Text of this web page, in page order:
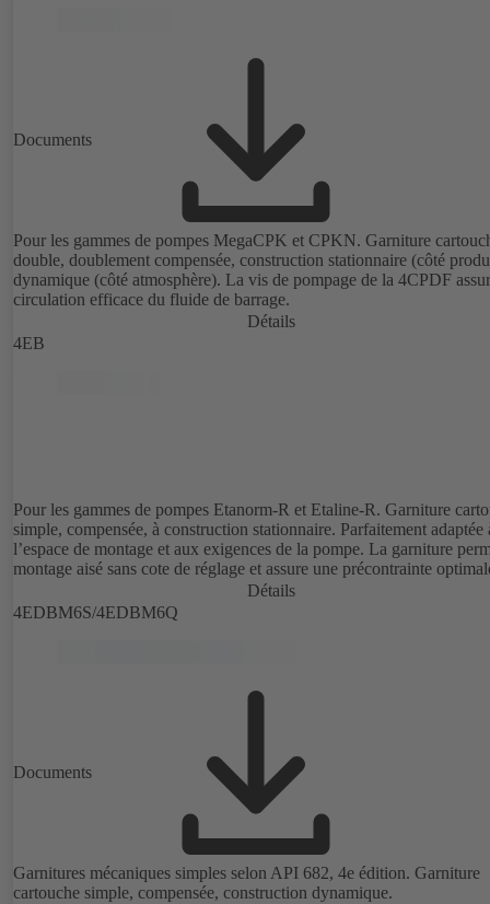
Documents
Pour les gammes de pompes MegaCPK et CPKN. Garniture
double, doublement compensée, construction stationnaire (côté
dynamique (côté atmosphère). La vis de pompage de la 4CPDF
circulation efficace du fluide de barrage.
Détails
4EB
Pour les gammes de pompes Etanorm-R et Etaline-R. Garniture
simple, compensée, à construction stationnaire. Parfaitement adaptée
l’espace de montage et aux exigences de la pompe. La garniture
montage aisé sans cote de réglage et assure une précontrainte
Détails
4EDBM6S/4EDBM6Q
Documents
Garnitures mécaniques simples selon API 682, 4e édition. Garniture
cartouche simple, compensée, construction dynamique.